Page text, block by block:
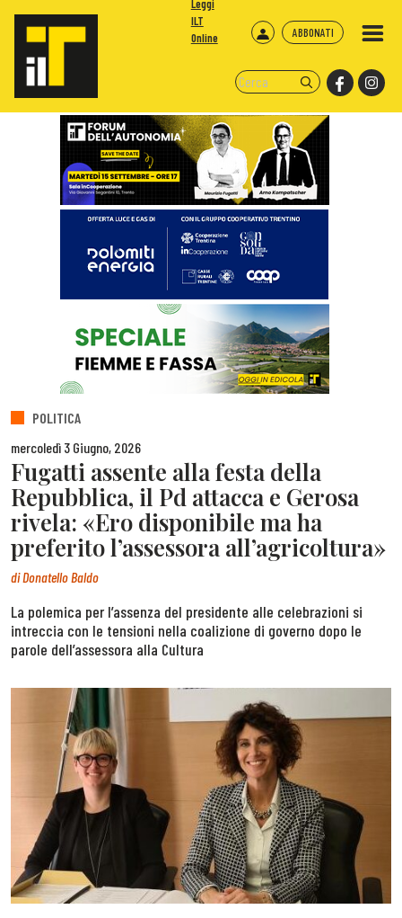
ABBONATI
Leggi
ILT
Online
POLITICA
mercoledì 3 Giugno, 2026
Fugatti assente alla festa della
Repubblica, il Pd attacca e Gerosa
rivela: «Ero disponibile ma ha
preferito l’assessora all’agricoltura»
diDonatello Baldo
La polemica per l’assenza del presidente alle celebrazioni si
intreccia con le tensioni nella coalizione di governo dopo le
parole dell’assessora alla Cultura